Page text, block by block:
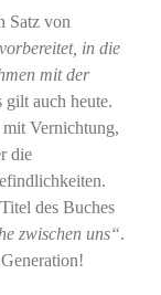
Satz von
in die
mit der
gilt auch heute.
Vernichtung,
die
des Buches
zwischen uns“.